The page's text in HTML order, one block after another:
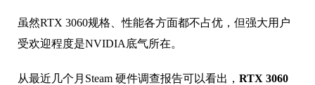
虽然RTX 3060规格、性能各方面都不占优，但强大用户
受欢迎程度是NVIDIA底气所在。
从最近几个月Steam 硬件调查报告可以看出， RTX 3060